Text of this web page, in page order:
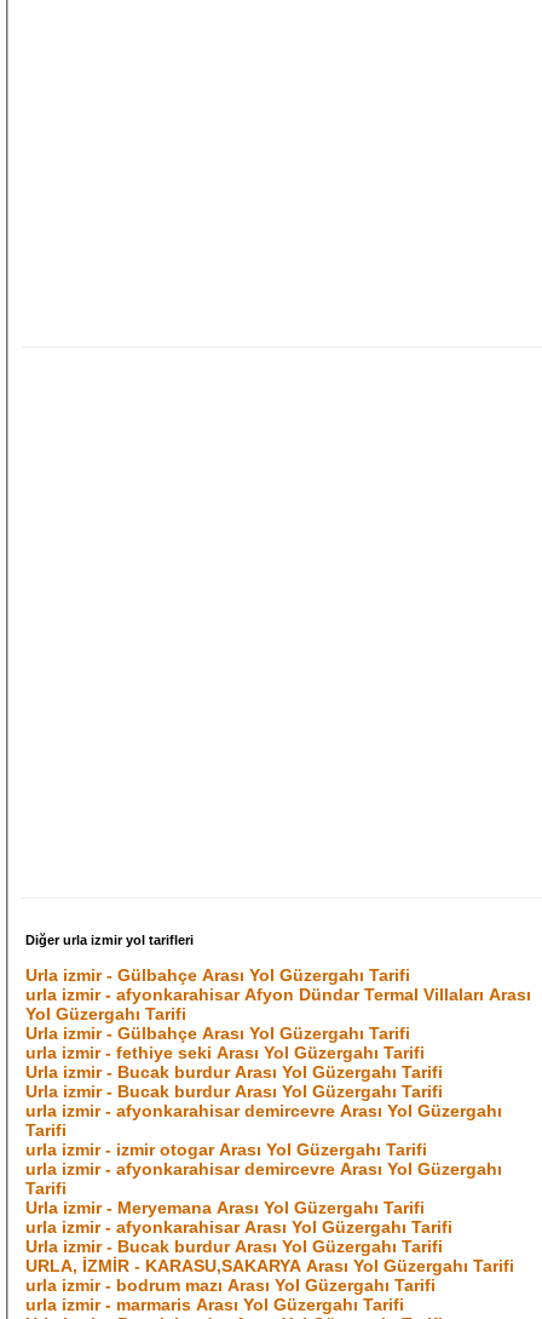
Diğer urla izmir yol tarifleri
Urla izmir - Gülbahçe Arası Yol Güzergahı Tarifi
urla izmir - afyonkarahisar Afyon Dündar Termal Villaları Arası
Yol Güzergahı Tarifi
Urla izmir - Gülbahçe Arası Yol Güzergahı Tarifi
urla izmir - fethiye seki Arası Yol Güzergahı Tarifi
Urla izmir - Bucak burdur Arası Yol Güzergahı Tarifi
Urla izmir - Bucak burdur Arası Yol Güzergahı Tarifi
urla izmir - afyonkarahisar demircevre Arası Yol Güzergahı
Tarifi
urla izmir - izmir otogar Arası Yol Güzergahı Tarifi
urla izmir - afyonkarahisar demircevre Arası Yol Güzergahı
Tarifi
Urla izmir - Meryemana Arası Yol Güzergahı Tarifi
urla izmir - afyonkarahisar Arası Yol Güzergahı Tarifi
Urla izmir - Bucak burdur Arası Yol Güzergahı Tarifi
URLA, İZMİR - KARASU,SAKARYA Arası Yol Güzergahı Tarifi
urla izmir - bodrum mazı Arası Yol Güzergahı Tarifi
urla izmir - marmaris Arası Yol Güzergahı Tarifi